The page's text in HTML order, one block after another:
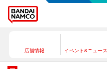
店舗情報 イベント&ニュース